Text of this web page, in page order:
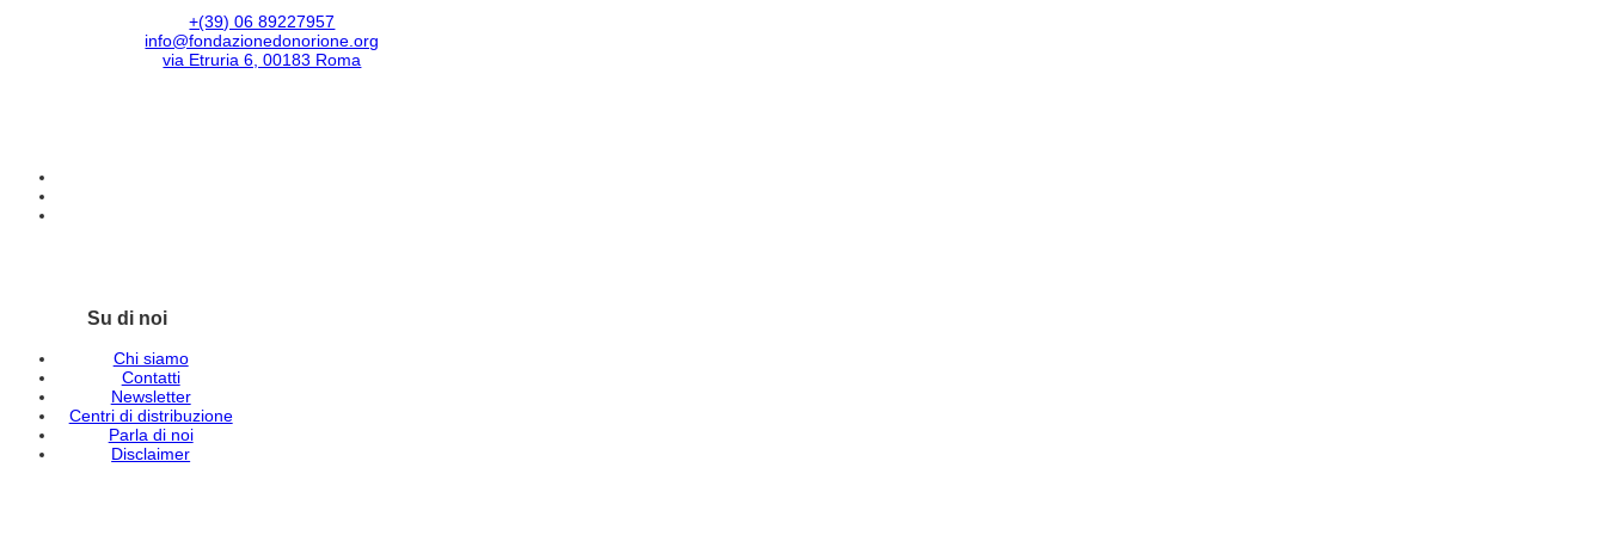
+(39) 06 89227957
info@fondazionedonorione.org
via Etruria 6, 00183 Roma
Su di noi
Chi siamo
Contatti
Newsletter
Centri di distribuzione
Parla di noi
Disclaimer